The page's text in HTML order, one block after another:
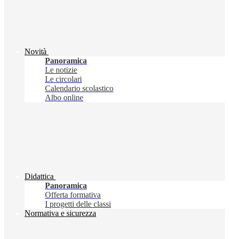
Novità
Panoramica
Le notizie
Le circolari
Calendario scolastico
Albo online
Didattica
Panoramica
Offerta formativa
I progetti delle classi
Normativa e sicurezza